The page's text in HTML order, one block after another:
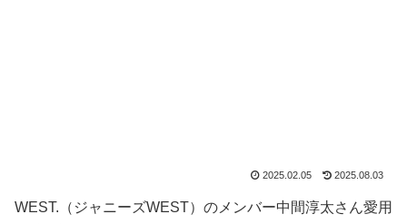
2025.02.05 2025.08.03
WEST.（ジャニーズWEST）のメンバー中間淳太さん愛用